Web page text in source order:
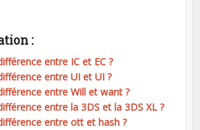
:
entre IC et EC ?
entre UI et UI ?
entre Will et want ?
entre la 3DS et la 3DS XL ?
entre ott et hash ?